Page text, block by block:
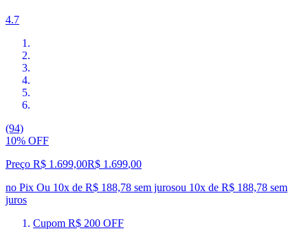
4.7
(94)
10% OFF
Preço R$ 1.699,00R$ 1.699,00
no Pix Ou 10x de R$ 188,78 sem jurosou 10x de R$ 188,78 sem
juros
Cupom R$ 200 OFF